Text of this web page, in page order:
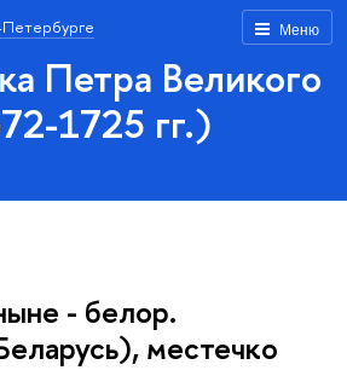
Меню
Петра Великого
1725 гг.)
- белор.
местечко